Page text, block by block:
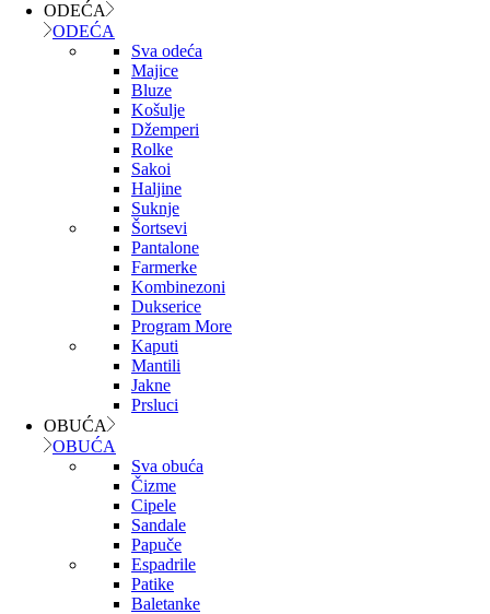
ODEĆA
ODEĆA
Sva odeća
Majice
Bluze
Košulje
Džemperi
Rolke
Sakoi
Haljine
Suknje
Šortsevi
Pantalone
Farmerke
Kombinezoni
Dukserice
Program More
Kaputi
Mantili
Jakne
Prsluci
OBUĆA
OBUĆA
Sva obuća
Čizme
Cipele
Sandale
Papuče
Espadrile
Patike
Baletanke